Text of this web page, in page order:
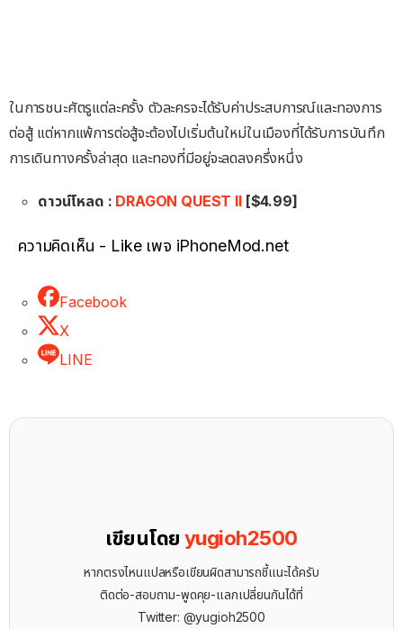
ในการชนะศัตรูแต่ละครั้ง ตัวละครจะได้รับค่าประสบการณ์และทองการ
ต่อสู้ แต่หากแพ้การต่อสู้จะต้องไปเริ่มต้นใหม่ในเมืองที่ได้รับการบันทึก
การเดินทางครั้งล่าสุด และทองที่มีอยู่จะลดลงครึ่งหนึ่ง
ดาวน์โหลด : DRAGON QUEST II[$4.99]
ความคิดเห็น - Like เพจ iPhoneMod.net
Facebook
X
LINE
เขียนโดยyugioh2500
หากตรงไหนแปลหรือเขียนผิดสามารถชี้แนะได้ครับ
ติดต่อ-สอบถาม-พูดคุย-แลกเปลี่ยนกันได้ที่
Twitter: @yugioh2500